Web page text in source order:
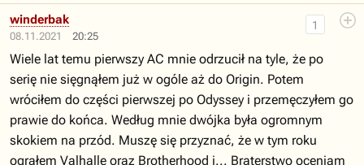
08.11.2021 20:25
1
winderbak
Wiele lat temu pierwszy AC mnie odrzucił na tyle, że po
serię nie sięgnąłem już w ogóle aż do Origin. Potem
wróciłem do części pierwszej po Odyssey i przemęczyłem go
prawie do końca. Według mnie dwójka była ogromnym
skokiem na przód. Muszę się przyznać, że w tym roku
ograłem Valhallę oraz Brotherhood i... Braterstwo oceniam